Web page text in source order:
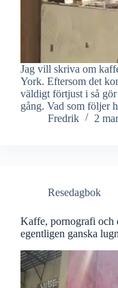
Jag vill skriva om
York. Eftersom det
väldigt förtjust i så gör
gång. Vad som följer
Fredrik
2
Resedagbok
Kaffe, pornografi och
egentligen ganska